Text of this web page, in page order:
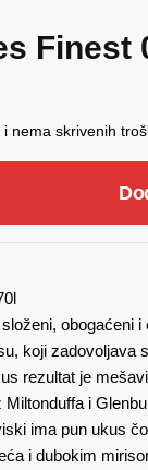
Finest
nema skrivenih
složeni, obogaćeni
koji zadovoljava
rezultat je
i
ima pun ukus
i dubokim